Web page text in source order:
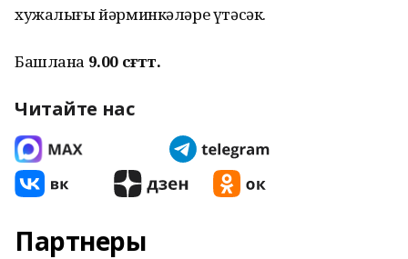
хужалығы йәрминкәләре үтәсәк.
Башлана 9.00 сәғәттә.
Читайте нас
Партнеры